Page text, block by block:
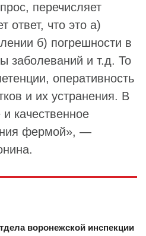
перечисляет
ответ, что это а)
б) погрешности в
заболеваний и т.д. То
оперативность
и их устранения. В
качественное
фермой», —
воронежской инспекции